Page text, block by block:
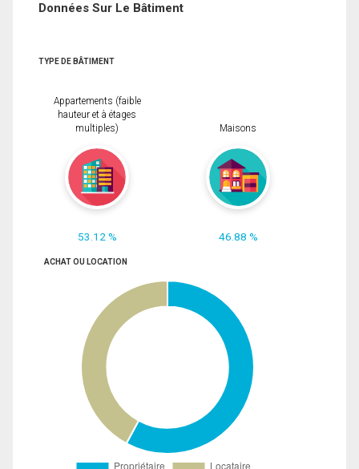
Données Sur Le Bâtiment
TYPE DE BÂTIMENT
Appartements (faible
hauteur et à étages
multiples)
53.12 %
Maisons
46.88 %
ACHAT OU LOCATION